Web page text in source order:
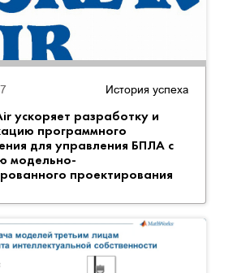
История успеха
ускоряет разработку и
программного
для управления БПЛА с
модельно-
проектирования